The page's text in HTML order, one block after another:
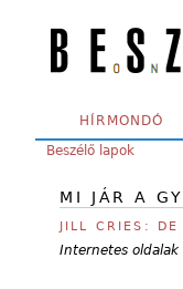
SECONDARY
HÍRMONDÓ
YOU ARE HERE:
Beszélő lapok
MI JÁR A
JILL CRIES: DE
Internetes oldalak